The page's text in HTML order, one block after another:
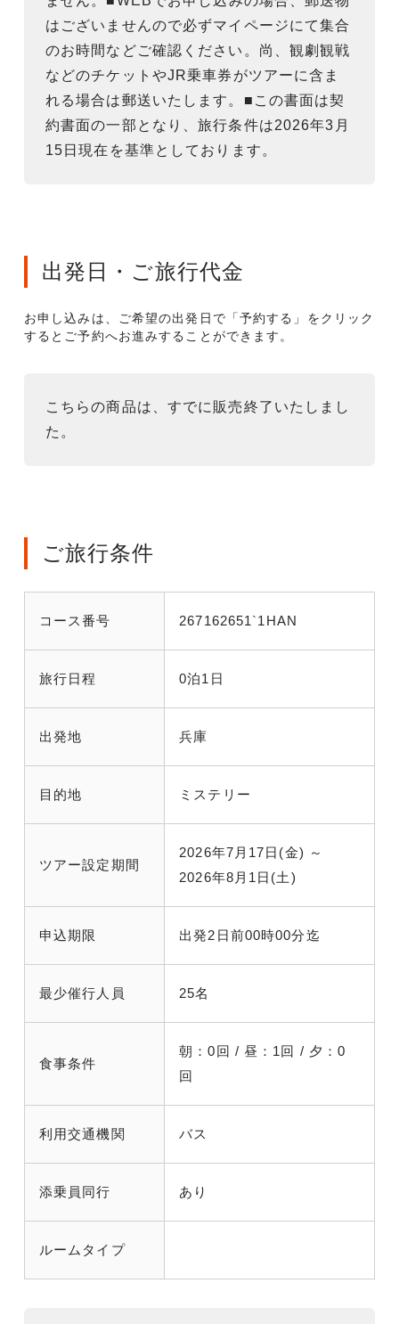
はございませんので必ずマイページにて集合
のお時間などご確認ください。尚、観劇観戦
などのチケットやJR乗車券がツアーに含ま
れる場合は郵送いたします。■この書面は契
約書面の一部となり、旅行条件は2026年3月
15日現在を基準としております。
出発日・ご旅行代金
お申し込みは、ご希望の出発日で「予約する」をクリック
するとご予約へお進みすることができます。
こちらの商品は、すでに販売終了いたしまし
た。
ご旅行条件
コース番号 267162651`1HAN
旅行日程 0泊1日
出発地 兵庫
目的地 ミステリー
ツアー設定期間
2026年7月17日(金) ～
2026年8月1日(土)
申込期限 出発2日前00時00分迄
最少催行人員 25名
食事条件
朝：0回 / 昼：1回 / 夕：0
回
利用交通機関 バス
添乗員同行 あり
ルームタイプ